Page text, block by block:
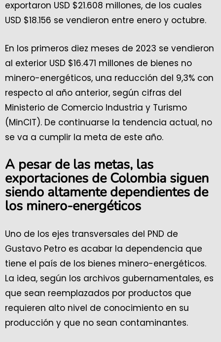
exportaron USD $21.608 millones, de los cuales
USD $18.156 se vendieron entre enero y octubre.
En los primeros diez meses de 2023 se vendieron
al exterior USD $16.471 millones de bienes no
minero-energéticos, una reducción del 9,3% con
respecto al año anterior, según cifras del
Ministerio de Comercio Industria y Turismo
(MinCIT). De continuarse la tendencia actual, no
se va a cumplir la meta de este año.
A pesar de las metas, las
exportaciones de Colombia siguen
siendo altamente dependientes de
los minero-energéticos
Uno de los ejes transversales del PND de
Gustavo Petro es acabar la dependencia que
tiene el país de los bienes minero-energéticos.
La idea, según los archivos gubernamentales, es
que sean reemplazados por productos que
requieren alto nivel de conocimiento en su
producción y que no sean contaminantes.